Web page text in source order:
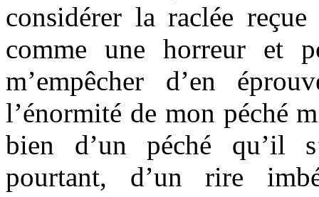
considérer la raclée
comme une horreur et
m’empêcher d’en
l’énormité de mon péché
bien d’un péché qu’il
pourtant, d’un rire